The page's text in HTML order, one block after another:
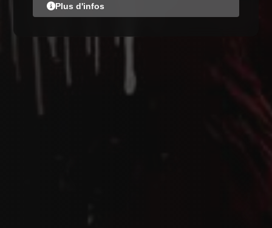
Plus d'infos